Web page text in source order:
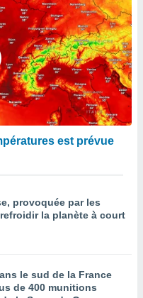
est prévue
provoquée par les
la planète à court
le sud de la France
de 400 munitions